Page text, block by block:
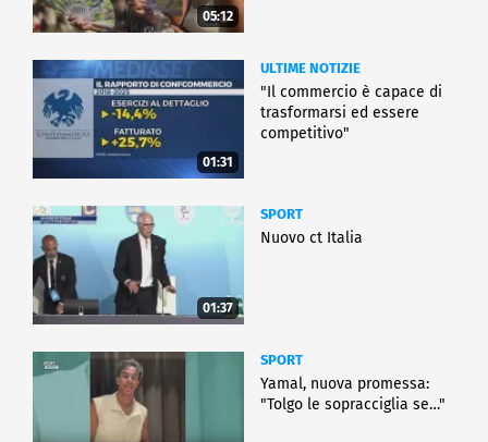
05:12
01:31
ULTIME NOTIZIE
"Il commercio è capace di
trasformarsi ed essere
competitivo"
01:37
SPORT
Nuovo ct Italia
SPORT
Yamal, nuova promessa:
"Tolgo le sopracciglia se…"